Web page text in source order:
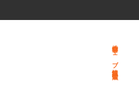
総合文学ウェブ情報誌 文学金魚